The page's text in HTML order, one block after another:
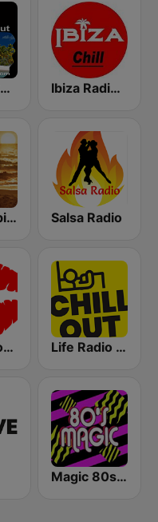
Perfect Chillout Ibiza Radios - Chill
Chillout Ibiza FM Salsa Radio
Erotica Lounge Life Radio Chill Out
Magic 80s Florida